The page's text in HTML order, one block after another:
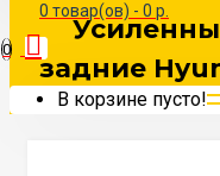
0 товар(ов) - 0 р.
0
В корзине пусто!
задние